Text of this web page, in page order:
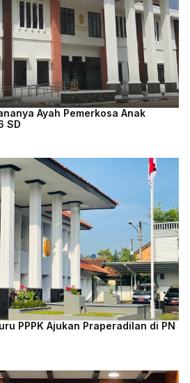
Ayah Pemerkosa Anak
SD
PPPK Ajukan Praperadilan di PN